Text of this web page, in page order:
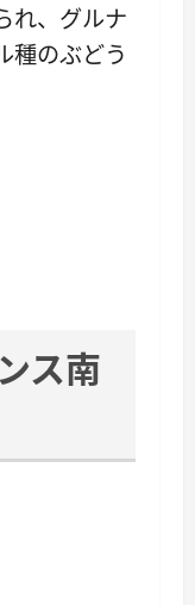
れ、グルナ
種のぶどう
ス南